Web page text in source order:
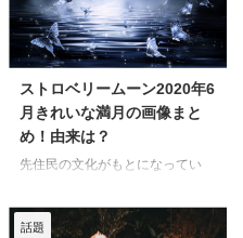
す。 今回は、金環・部分日食の
きれいな日食の画像をまとめてみ
ました！ 2020年6月金環日食・
の前を横切るときに起こる金環日
食。 2020年6月21日は、372年
ぶり夏至の日食で、さらに新月と
トリプル。 16時前後から18時頃
全国で見ることができました。
見逃してしまったという方に、画
ストロベリームーン2020年6
月きれいな満月の画像まと
め！由来は？
先住民の文化がもとになってい
前。 2020年6月5日から6日の明
け方に見られる満月は、「ストロ
話題